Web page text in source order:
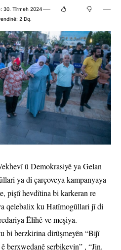
30. Tîrmeh 2024
2 Dq.
û Demokrasiyê ya Gelan
ya di çarçoveya kampanyaya
piştî hevdîtina bi karkeran re
qelebalix ku Hatîmogûllari jî di
Êlihê ve meşiya.
bi berzkirina dirûşmeyên “Bijî
berxwedanê serbikevin” , “Jin.